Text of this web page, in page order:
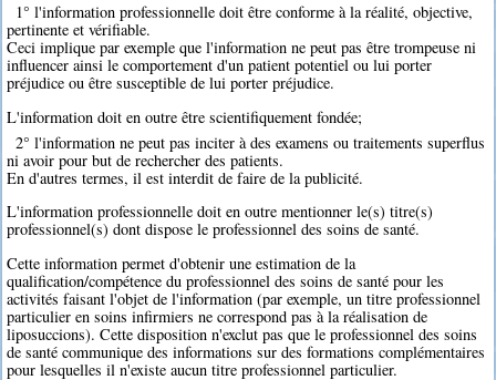
1° l'information professionnelle doit être conforme à la réalité, objective,
pertinente et vérifiable.
Ceci implique par exemple que l'information ne peut pas être trompeuse ni
influencer ainsi le comportement d'un patient potentiel ou lui porter
préjudice ou être susceptible de lui porter préjudice.
L'information doit en outre être scientifiquement fondée;
2° l'information ne peut pas inciter à des examens ou traitements superflus
ni avoir pour but de rechercher des patients.
En d'autres termes, il est interdit de faire de la publicité.
L'information professionnelle doit en outre mentionner le(s) titre(s)
professionnel(s) dont dispose le professionnel des soins de santé.
Cette information permet d'obtenir une estimation de la
qualification/compétence du professionnel des soins de santé pour les
activités faisant l'objet de l'information (par exemple, un titre professionnel
particulier en soins infirmiers ne correspond pas à la réalisation de
liposuccions). Cette disposition n'exclut pas que le professionnel des soins
de santé communique des informations sur des formations complémentaires
pour lesquelles il n'existe aucun titre professionnel particulier.